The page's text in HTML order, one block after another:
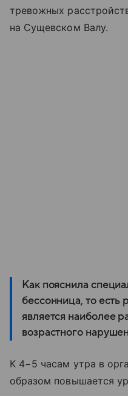
тревожных
на Сущевском Валу.
Как пояснила
бессонница, то
является наиболее
возрастного
К 4−5 часам утра в
образом повышается